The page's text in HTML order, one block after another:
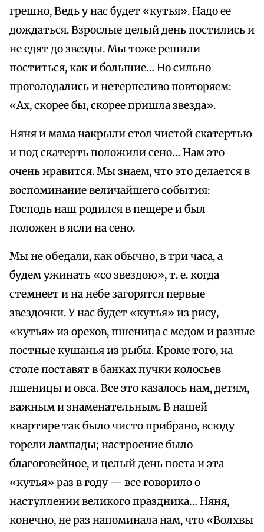
грешно, Ведь у нас будет «кутья». Надо ее
дождаться. Взрослые целый день постились и
не едят до звезды. Мы тоже решили
поститься, как и большие… Но сильно
проголодались и нетерпеливо повторяем:
«Ах, скорее бы, скорее пришла звезда».
Няня и мама накрыли стол чистой скатертью
и под скатерть положили сено… Нам это
очень нравится. Мы знаем, что это делается в
воспоминание величайшего события:
Господь наш родился в пещере и был
положен в ясли на сено.
Мы не обедали, как обычно, в три часа, а
будем ужинать «со звездою», т. е. когда
стемнеет и на небе загорятся первые
звездочки. У нас будет «кутья» из рису,
«кутья» из орехов, пшеница с медом и разные
постные кушанья из рыбы. Кроме того, на
столе поставят в банках пучки колосьев
пшеницы и овса. Все это казалось нам, детям,
важным и знаменательным. В нашей
квартире так было чисто прибрано, всюду
горели лампады; настроение было
благоговейное, и целый день поста и эта
«кутья» раз в году — все говорило о
наступлении великого праздника… Няня,
конечно, не раз напоминала нам, что «Волхвы